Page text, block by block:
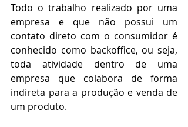
Todo o trabalho realizado por uma
empresa e que não possui um
contato direto com o consumidor é
conhecido como backoffice, ou seja,
toda atividade dentro de uma
empresa que colabora de forma
indireta para a produção e venda de
um produto.